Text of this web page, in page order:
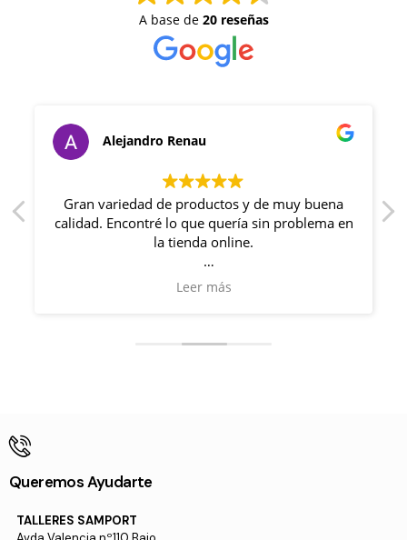
A base de 20 reseñas
Alejandro Renau
Gran variedad de productos y de muy buena
calidad. Encontré lo que quería sin problema en
la tienda online.
Además, me acerque un día a la tienda y me
Leer más
Queremos Ayudarte
TALLERES SAMPORT